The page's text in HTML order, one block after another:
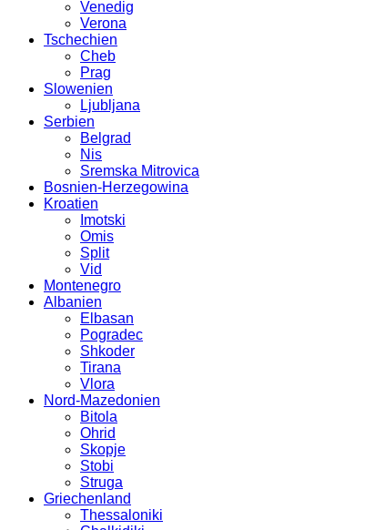
Venedig
Verona
Tschechien
Cheb
Prag
Slowenien
Ljubljana
Serbien
Belgrad
Nis
Sremska Mitrovica
Bosnien-Herzegowina
Kroatien
Imotski
Omis
Split
Vid
Montenegro
Albanien
Elbasan
Pogradec
Shkoder
Tirana
Vlora
Nord-Mazedonien
Bitola
Ohrid
Skopje
Stobi
Struga
Griechenland
Thessaloniki